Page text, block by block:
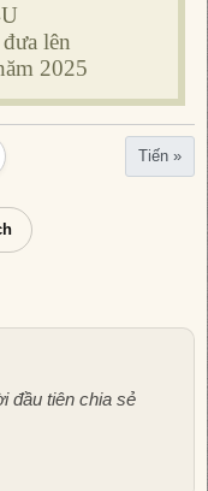
lên
2025
Tiến »
đầu tiên chia sẻ